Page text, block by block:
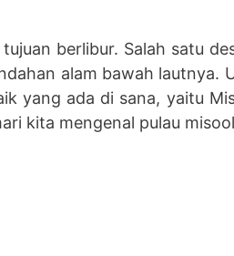
berlibur. Salah satu
alam bawah lautnya.
yang ada di sana, yaitu
kita mengenal pulau